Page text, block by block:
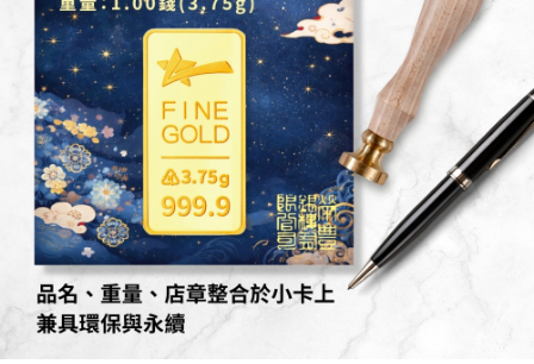
４．使用「AFTEE先享後付」時，將依據個別帳號之用戶狀況，依本公司即
時審查核予不同之上限額度；若仍有額度不足之情形，本公司將視審查結果
請求用戶進行身份認證。
５．嚴禁一人註冊多個帳號或使用他人資訊註冊。若發現惡意使用之情形，
恩沛科技股份有限公司將有權停止該用戶之使用額度並採取法律行動。